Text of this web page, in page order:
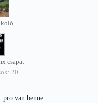
csapat
20
van benne